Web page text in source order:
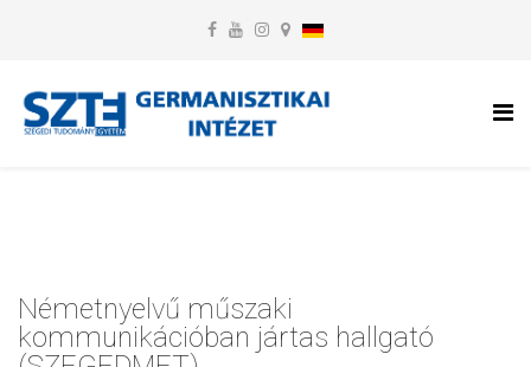
Németnyelvű műszaki
kommunikációban jártas hallgató